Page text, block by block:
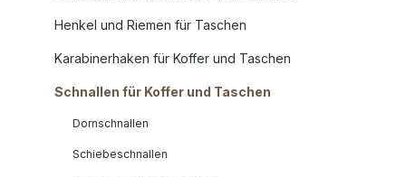
Henkel und Riemen für Taschen
Karabinerhaken für Koffer und Taschen
Schnallen für Koffer und Taschen
Dornschnallen
Schiebeschnallen